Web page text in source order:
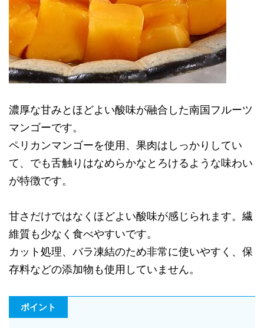
濃厚な甘みとほどよい酸味が融合した南国フルーツ
マンゴーです。
ペリカンマンゴーを使用、果肉はしっかりしてい
て、でも舌触りはなめらかなとろけるような味わい
が特徴です。
甘さだけではなくほどよい酸味が感じられます。繊
維質も少なく食べやすいです。
カット処理、バラ凍結のため非常に使いやすく、保
存料などの添加物も使用していません。
ポイント